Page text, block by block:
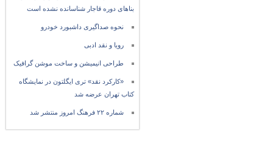
بناهای دوره قاجار شناسانده نشده است
نحوه صداگیری داشبورد خودرو
رویا و نقد ادبی
طراحی انیمیشن و ساخت موشن گرافیک
«کارکرد نقد» تری ایگلتون در نمایشگاه
کتاب تهران عرضه شد
شماره ۲۲ فرهنگ امروز منتشر شد